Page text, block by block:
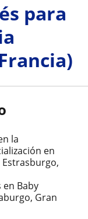
para
la
en
Baby
Gran